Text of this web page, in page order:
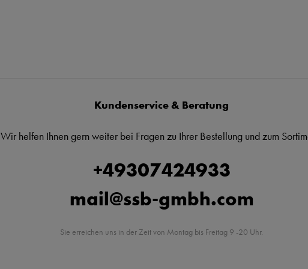
Kundenservice & Beratung
Wir helfen Ihnen gern weiter bei Fragen zu Ihrer Bestellung und zum
+49307424933
mail@ssb-gmbh.com
Sie erreichen uns in der Zeit von Montag bis Freitag 9 -20 Uhr.